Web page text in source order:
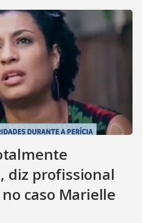
diz profissional
caso Marielle